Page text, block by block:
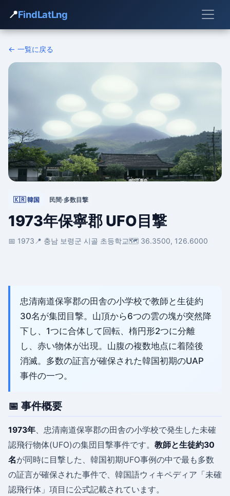
📍FindLatLng
← 一覧に戻る
🇰🇷 韓国 民間·多数目撃
1973年保寧郡 UFO目撃
📅 1973 📍 충남 보령군 시골 초등학교🗺️ 36.3500, 126.6000
忠清南道保寧郡の田舎の小学校で教師と生徒約
30名が集団目撃。山頂から6つの雲の塊が突然降
下し、1つに合体して回転、楕円形2つに分離
し、赤い物体が出現。山腹の複数地点に着陸後
消滅。多数の証言が確保された韓国初期のUAP
事件の一つ。
📅 事件概要
1973年、忠清南道保寧郡の田舎の小学校で発生した未確
認飛行物体(UFO)の集団目撃事件です。 教師と生徒約30
名が同時に目撃した、韓国初期UFO事例の中で最も多数
の証言が確保された事件で、韓国語ウィキペディア「未確
認飛行体」項目に公式記載されています。